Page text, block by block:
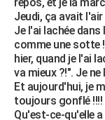
Jeudi, ça avait l'air
Je l'ai lachée
comme une sotte
hier, quand je l'ai
va mieux ?!". Je
Et aujourd'hui, je
toujours gonflé !!!!
Qu'est-ce-qu'elle a